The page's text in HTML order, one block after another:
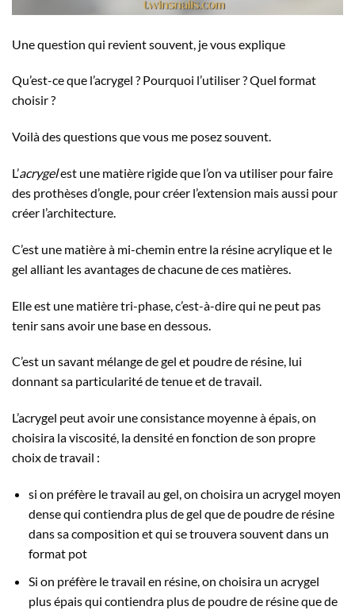
Une question qui revient souvent, je vous explique
Qu’est-ce que l’acrygel ? Pourquoi l’utiliser ? Quel format
choisir ?
Voilà des questions que vous me posez souvent.
L’acrygelest une matière rigide que l’on va utiliser pour faire
des prothèses d’ongle, pour créer l’extension mais aussi pour
créer l’architecture.
C’est une matière à mi-chemin entre la résine acrylique et le
gel alliant les avantages de chacune de ces matières.
Elle est une matière tri-phase, c’est-à-dire qui ne peut pas
tenir sans avoir une base en dessous.
C’est un savant mélange de gel et poudre de résine, lui
donnant sa particularité de tenue et de travail.
L’acrygel peut avoir une consistance moyenne à épais, on
choisira la viscosité, la densité en fonction de son propre
choix de travail :
si on préfère le travail au gel, on choisira un acrygel moyen
dense qui contiendra plus de gel que de poudre de résine
dans sa composition et qui se trouvera souvent dans un
format pot
Si on préfère le travail en résine, on choisira un acrygel
plus épais qui contiendra plus de poudre de résine que de